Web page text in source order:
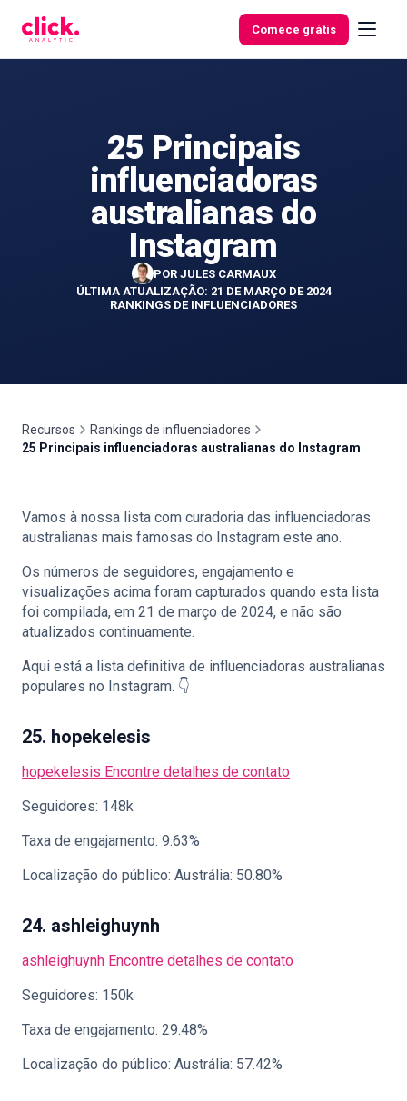
Comece grátis
Funcionalidades
Ferramentas
gratuitas
25 Principais
influenciadoras
australianas do
Instagram
POR JULES CARMAUX
ÚLTIMA ATUALIZAÇÃO: 21 DE MARÇO DE 2024
RANKINGS DE INFLUENCIADORES
Recursos
Rankings de influenciadores
25 Principais influenciadoras australianas do Instagram
Vamos à nossa lista com curadoria das influenciadoras
australianas mais famosas do Instagram este ano.
Os números de seguidores, engajamento e
visualizações acima foram capturados quando esta lista
foi compilada, em 21 de março de 2024, e não são
atualizados continuamente.
Aqui está a lista definitiva de influenciadoras australianas
populares no Instagram. 👇
25. hopekelesis
hopekelesis Encontre detalhes de contato
Seguidores: 148k
Taxa de engajamento: 9.63%
Localização do público: Austrália: 50.80%
24. ashleighuynh
ashleighuynh Encontre detalhes de contato
Seguidores: 150k
Taxa de engajamento: 29.48%
Localização do público: Austrália: 57.42%